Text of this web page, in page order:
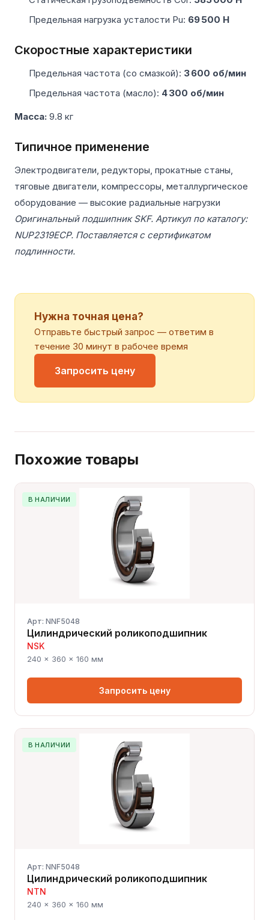
Предельная нагрузка усталости Pu: 69 500 Н
Скоростные характеристики
Предельная частота (со смазкой): 3 600 об/мин
Предельная частота (масло): 4 300 об/мин
Масса: 9.8 кг
Типичное применение
Электродвигатели, редукторы, прокатные станы,
тяговые двигатели, компрессоры, металлургическое
оборудование — высокие радиальные нагрузки
Оригинальный подшипник SKF. Артикул по каталогу:
NUP2319ECP. Поставляется с сертификатом
подлинности.
Нужна точная цена?
Отправьте быстрый запрос — ответим в
течение 30 минут в рабочее время
Запросить цену
Похожие товары
В НАЛИЧИИ
Арт: NNF5048
Цилиндрический роликоподшипник
NSK
240 × 360 × 160 мм
Запросить цену
В НАЛИЧИИ
Арт: NNF5048
Цилиндрический роликоподшипник
NTN
240 × 360 × 160 мм